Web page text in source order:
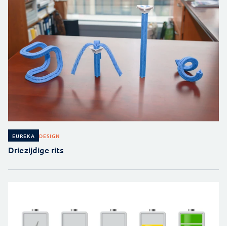
EUREKA DESIGN
Driezijdige rits